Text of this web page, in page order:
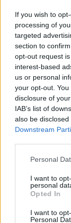
If you wish to
processing of
targeted
section to
opt-out request
interest-based
us or personal
your opt-out.
disclosure of
IAB’s list of
also be
Downstream
Personal
I want to
personal
Opted In
I want to
Personal
не се
северните
и Чаир
занаетчии
почетокот на
Меѓу
Петровски,
Во Ново
наоѓала
дуќан
Димче. Се
да работи со
наоѓал во
Богородица.
Куќата на
скопска